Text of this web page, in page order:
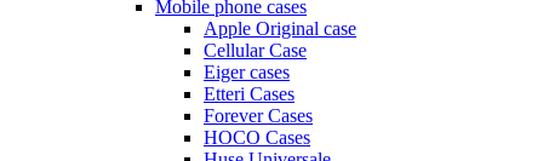
Mobile phone cases
Apple Original case
Cellular Case
Eiger cases
Etteri Cases
Forever Cases
HOCO Cases